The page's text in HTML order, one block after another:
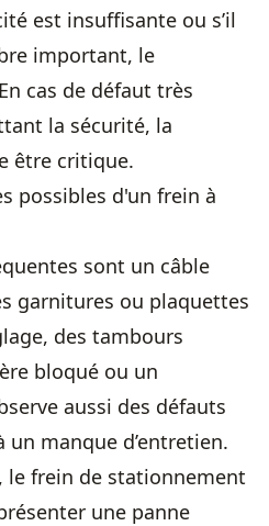
est insuffisante ou s’il
important, le
cas de défaut très
la sécurité, la
être critique.
possibles d'un frein à
sont un câble
garnitures ou plaquettes
des tambours
bloqué ou un
aussi des défauts
manque d’entretien.
le frein de stationnement
une panne